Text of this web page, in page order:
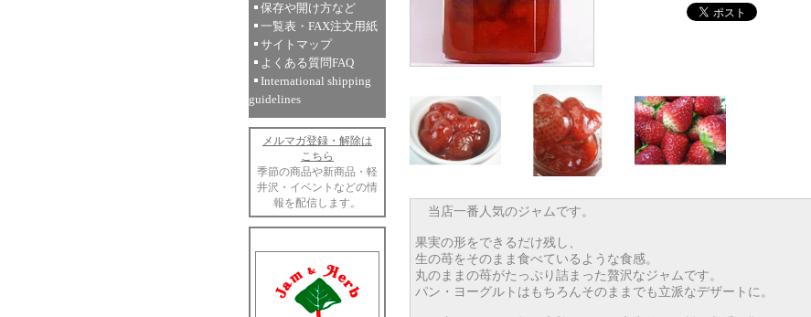
保存や開け方など
一覧表・FAX注文用紙
サイトマップ
よくある質問FAQ
International shipping
guidelines
メルマガ登録・解除は
こちら
季節の商品や新商品・軽
井沢・イベントなどの情
報を配信します。
当店一番人気のジャムです。
果実の形をできるだけ残し、
生の苺をそのまま食べているような食感。
丸のままの苺がたっぷり詰まった贅沢なジャムです。
パン・ヨーグルトはもちろんそのままでも立派なデザートに。